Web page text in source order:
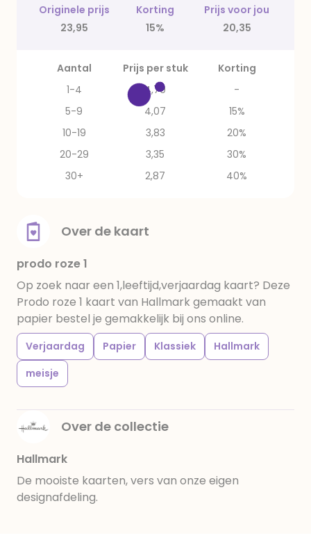
Originele prijs Korting
Prijs voor jou
23,95
15% 20,35
Aantal Prijs per stuk
Korting
1-4
4,79
-
5-9
4,07
15%
10-19
3,83
20%
20-29
3,35
30%
30+
2,87 40%
Over de kaart
prodo roze 1
Op zoek naar een 1,leeftijd,verjaardag kaart? Deze
Prodo roze 1 kaart van Hallmark gemaakt van
papier bestel je gemakkelijk bij ons online.
Verjaardag Papier Klassiek
Hallmark
meisje
Over de collectie
Hallmark
De mooiste kaarten, vers van onze eigen
designafdeling.